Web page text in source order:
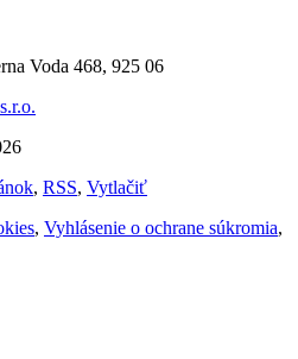
Voda 468, 925 06
, RSS, Vytlačiť
, Vyhlásenie o ochrane súkromia,